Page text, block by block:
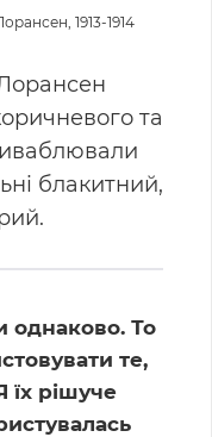
1913-1914
та
блакитний,
однаково. То
те,
їх рішуче